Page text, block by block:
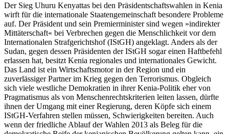
Der Sieg Uhuru Kenyattas bei den Präsidentschaftswahlen in Kenia
wirft für die internationale Staatengemeinschaft besondere Probleme
auf. Der Präsident und sein Premierminister sind wegen »indirekter
Mittäterschaft« bei Verbrechen gegen die Menschlichkeit vor dem
Internationalen Strafgerichtshof (IStGH) angeklagt. Anders als der
Sudan, gegen dessen Präsidenten der IStGH sogar einen Haftbefehl
erlassen hat, besitzt Kenia regionales und internationales Gewicht.
Das Land ist ein Wirtschaftsmotor in der Region und ein
zuverlässiger Partner im Krieg gegen den Terrorismus. Obgleich
sich viele westliche Demokratien in ihrer Kenia-Politik eher von
Pragmatismus als von Menschenrechtskriterien leiten lassen, dürfte
ihnen der Umgang mit einer Regierung, deren Köpfe sich einem
IStGH-Verfahren stellen müssen, Schwierigkeiten bereiten. Auch
wenn der friedliche Ablauf der Wahlen 2013 als Beleg für die